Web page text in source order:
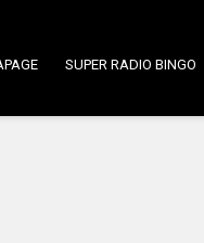
SUPER RADIO BINGO